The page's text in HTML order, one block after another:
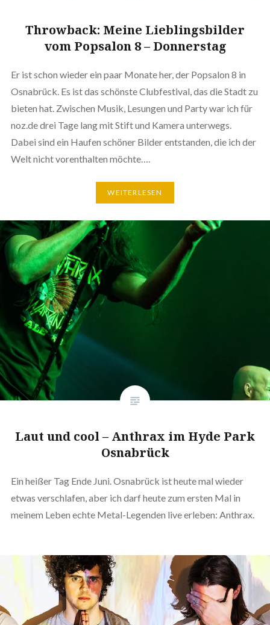
Throwback: Meine Lieblingsbilder
vom Popsalon 8 – Donnerstag
Er ist schon wieder ein paar Monate her, der Popsalon 8 in
Osnabrück. Es ist das schönste Clubfestival, das die Stadt zu
bieten hat. Zwischen Musik, Lesungen und Party war ich für
noz.de drei Tage lang mit Stift und Kamera unterwegs.
Dabei sind ein Haufen schöner Bilder entstanden, die ich der
Welt nicht vorenthalten möchte….
WEITERLESEN
Laut und cool – Anthrax im Hyde Park
Osnabrück
Ein heißer Tag Ende Juni. Osnabrück ist heute mal wieder
etwas verschlafen, aber ich darf heute zum ersten Mal in
meinem Leben echte Metal-Legenden live erleben: Anthrax.